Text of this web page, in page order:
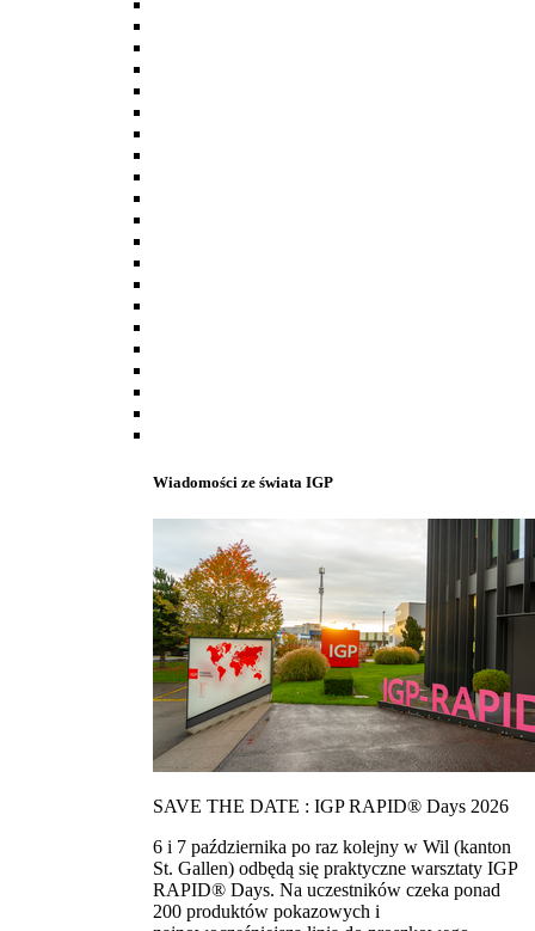
Wiadomości ze świata IGP
SAVE THE DATE : IGP RAPID® Days 2026
6 i 7 października po raz kolejny w Wil (kanton
St. Gallen) odbędą się praktyczne warsztaty IGP
RAPID® Days. Na uczestników czeka ponad
200 produktów pokazowych i